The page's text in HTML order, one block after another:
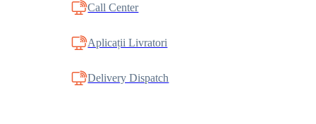
Call Center
Aplicații Livratori
Delivery Dispatch